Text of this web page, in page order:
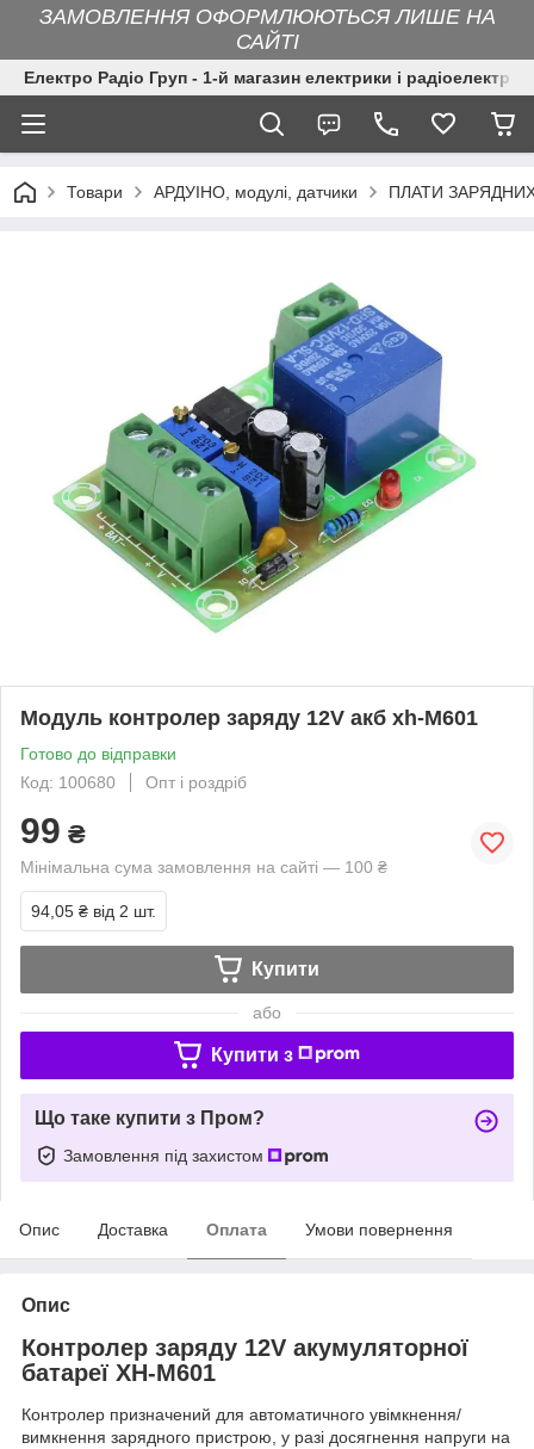
ЗАМОВЛЕННЯ ОФОРМЛЮЮТЬСЯ ЛИШЕ НА
САЙТІ
Електро Радіо Груп - 1-й магазин електрики і
Товари АРДУІНО, модулі, датчики ПЛАТИ
Модуль контролер заряду 12V акб xh-M601
Готово до відправки
Код: 100680
Опт і роздріб
99 ₴
Мінімальна сума замовлення на сайті — 100 ₴
94,05 ₴ від 2 шт.
Купити
або
Купити з
Що таке купити з Пром?
Замовлення під захистом
Опис Доставка Оплата Умови повернення
Опис
Контролер заряду 12V акумуляторної
батареї XH-M601
Контролер призначений для автоматичного увімкнення/
вимкнення зарядного пристрою, у разі досягнення напруги на